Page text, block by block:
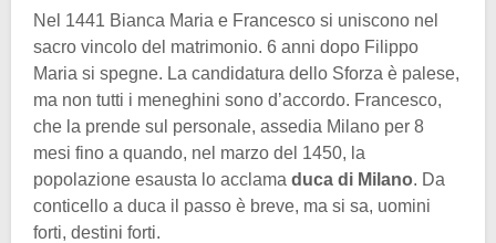
Nel 1441 Bianca Maria e Francesco si uniscono nel
sacro vincolo del matrimonio. 6 anni dopo Filippo
Maria si spegne. La candidatura dello Sforza è palese,
ma non tutti i meneghini sono d’accordo. Francesco,
che la prende sul personale, assedia Milano per 8
mesi fino a quando, nel marzo del 1450, la
popolazione esausta lo acclama duca di Milano. Da
conticello a duca il passo è breve, ma si sa, uomini
forti, destini forti.